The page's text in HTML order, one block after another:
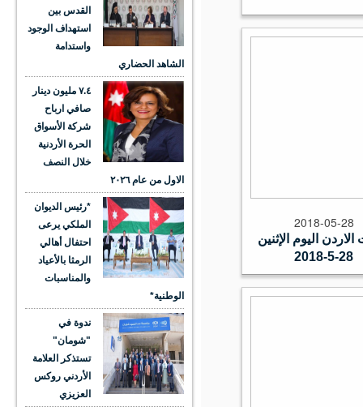
2018-05-28
اليوم الإثنين
28-5-2018
القدس بين
استهداف الوجود
واستدامة
الشاهد الحضاري
٧.٤ مليون دينار
صافي ارباح
شركة الأسواق
الحرة الأردنية
خلال النصف
الاول من عام ٢٠٢٦
*رئيس الديوان
الملكي يرعى
احتفال أهالي
الرمثا بالأعياد
والمناسبات
الوطنية*
ندوة في
"شومان"
تستذكر العلامة
الأردني روكس
العزيزي